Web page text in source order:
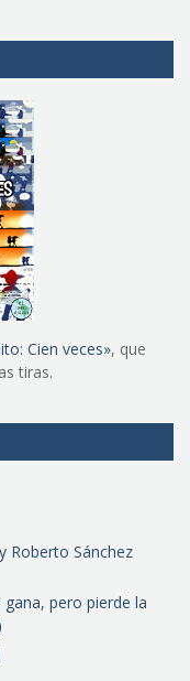
Cien veces», que
tiras.
Roberto Sánchez
gana, pero pierde la